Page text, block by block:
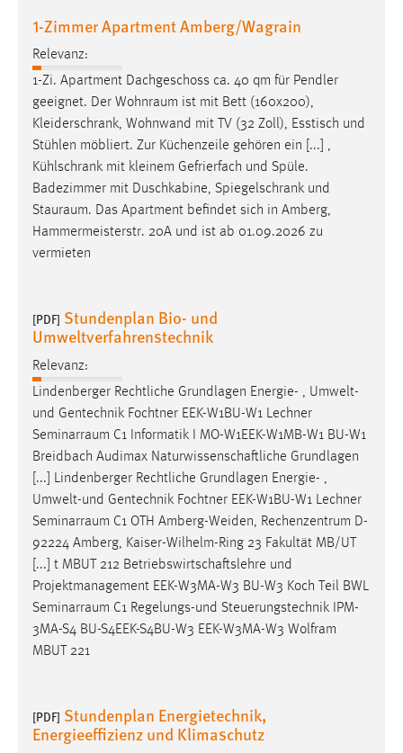
1-Zimmer Apartment Amberg/Wagrain
Relevanz:
1-Zi. Apartment Dachgeschoss ca. 40 qm für Pendler
geeignet. Der Wohnraum ist mit Bett (160x200),
Kleiderschrank, Wohnwand mit TV (32 Zoll), Esstisch und
Stühlen möbliert. Zur Küchenzeile gehören ein [...] ,
Kühlschrank mit kleinem Gefrierfach und Spüle.
Badezimmer mit Duschkabine, Spiegelschrank und
Stauraum. Das Apartment befindet sich in Amberg,
Hammermeisterstr. 20A und ist ab 01.09.2026 zu
vermieten
[PDF] Stundenplan Bio- und
Umweltverfahrenstechnik
Relevanz:
Lindenberger Rechtliche Grundlagen Energie- , Umwelt-
und Gentechnik Fochtner EEK-W1BU-W1 Lechner
Seminarraum C1 Informatik I MO-W1EEK-W1MB-W1 BU-W1
Breidbach Audimax Naturwissenschaftliche Grundlagen
[...] Lindenberger Rechtliche Grundlagen Energie- ,
Umwelt-und Gentechnik Fochtner EEK-W1BU-W1 Lechner
Seminarraum C1 OTH Amberg-Weiden, Rechenzentrum D-
92224 Amberg, Kaiser-Wilhelm-Ring 23 Fakultät MB/UT
[...] t MBUT 212 Betriebswirtschaftslehre und
Projektmanagement EEK-W3MA-W3 BU-W3 Koch Teil BWL
Seminarraum C1 Regelungs-und Steuerungstechnik IPM-
3MA-S4 BU-S4EEK-S4BU-W3 EEK-W3MA-W3 Wolfram
MBUT 221
[PDF] Stundenplan Energietechnik,
Energieeffizienz und Klimaschutz
Sprachpräferenz
Name:
site-language-preference
Zweck:
Das Cookie speichert die gewählte Sprache der Website.
Cookie Laufzeit:
Chat
chat-frame-style-5e9dbeb1811c0446
Zweck:
Wird benötigt um die Chatfunktion nutzen zu können.
Cookie Laufzeit:
MibewSessionID, mibew-chat-frame-style-
5e9dbeb1811c0446 = Sitzungslaufzeit, mibew_locale = 3
Login
Name:
Zweck:
Dieser Cookie ist notwendig um sich an der Website
einloggen zu können.